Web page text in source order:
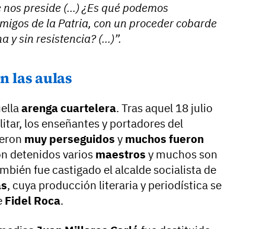
preside (…) ¿Es qué podemos
de la Patria, con un proceder cobarde
y sin resistencia? (…)”.
las aulas
arenga cuartelera. Tras aquel 18 julio
los enseñantes y portadores del
muy perseguidos y muchos fueron
detenidos varios maestros y muchos son
fue castigado el alcalde socialista de
, cuya producción literaria y periodística se
Fidel Roca.